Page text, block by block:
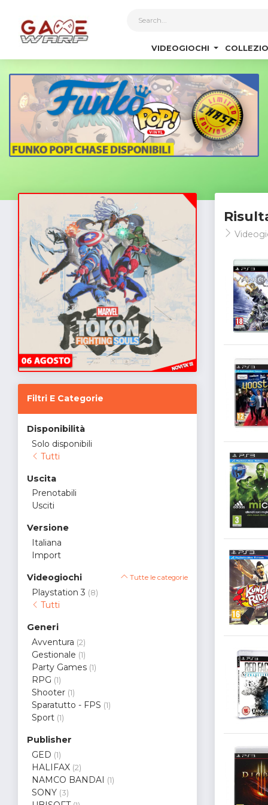
VIDEOGIOCHI
Filtri E Categorie
Disponibilità
Solo disponibili
Tutti
Uscita
Prenotabili
Usciti
Versione
Italiana
Import
Videogiochi Tutte le categorie
Playstation 3 (8)
Tutti
Generi
Avventura (2)
Gestionale (1)
Party Games (1)
RPG (1)
Shooter (1)
Sparatutto - FPS (1)
Sport (1)
Publisher
GED (1)
HALIFAX (2)
NAMCO BANDAI (1)
SONY (3)